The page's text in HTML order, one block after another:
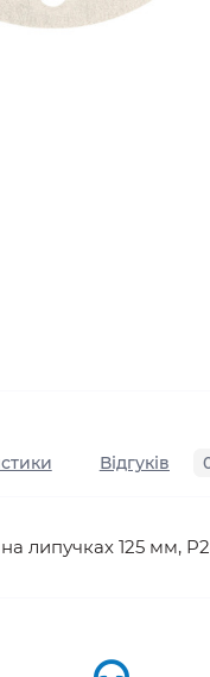
Відгуків
липучках 125 мм,